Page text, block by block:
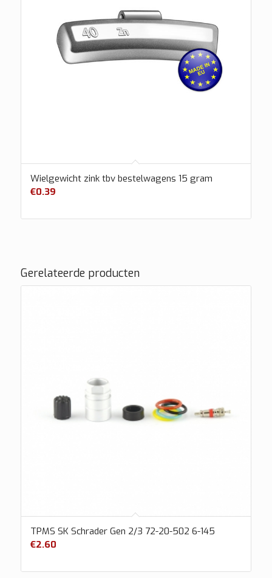
Wielgewicht zink tbv bestelwagens 15 gram
€0.39
Gerelateerde producten
TPMS SK Schrader Gen 2/3 72-20-502 6-145
€2.60